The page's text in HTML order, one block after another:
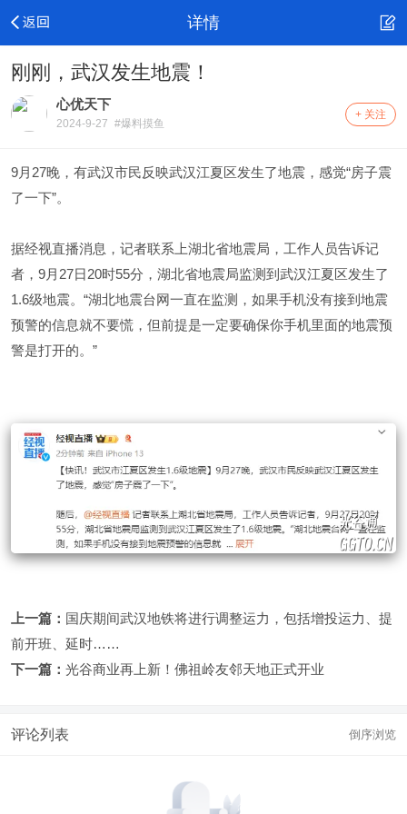
详情
刚刚，武汉发生地震！
心优天下
2024-9-27 #爆料摸鱼
+ 关注
9月27晚，有武汉市民反映武汉江夏区发生了地震，感觉“房子震
了一下”。
据经视直播消息，记者联系上湖北省地震局，工作人员告诉记
者，9月27日20时55分，湖北省地震局监测到武汉江夏区发生了
1.6级地震。“湖北地震台网一直在监测，如果手机没有接到地震
预警的信息就不要慌，但前提是一定要确保你手机里面的地震预
警是打开的。”
上一篇： 国庆期间武汉地铁将进行调整运力，包括增投运力、提
前开班、延时……
下一篇： 光谷商业再上新！佛祖岭友邻天地正式开业
评论列表 倒序浏览